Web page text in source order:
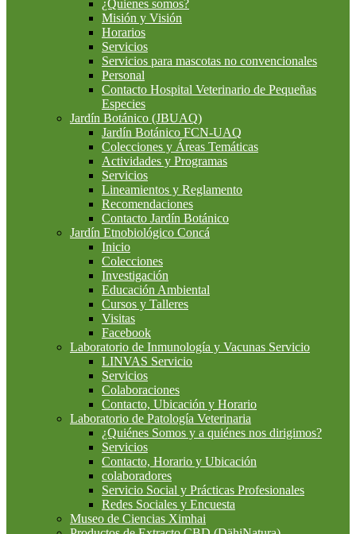
¿Quienes somos?
Misión y Visión
Horarios
Servicios
Servicios para mascotas no convencionales
Personal
Contacto Hospital Veterinario de Pequeñas
Especies
Jardín Botánico (JBUAQ)
Jardín Botánico FCN-UAQ
Colecciones y Áreas Temáticas
Actividades y Programas
Servicios
Lineamientos y Reglamento
Recomendaciones
Contacto Jardín Botánico
Jardín Etnobiológico Concá
Inicio
Colecciones
Investigación
Educación Ambiental
Cursos y Talleres
Visitas
Facebook
Laboratorio de Inmunología y Vacunas Servicio
LINVAS Servicio
Servicios
Colaboraciones
Contacto, Ubicación y Horario
Laboratorio de Patología Veterinaria
¿Quiénes Somos y a quiénes nos dirigimos?
Servicios
Contacto, Horario y Ubicación
colaboradores
Servicio Social y Prácticas Profesionales
Redes Sociales y Encuesta
Museo de Ciencias Ximhai